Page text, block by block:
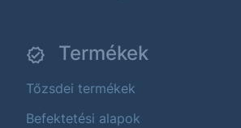
Termékek
Tőzsdei termékek
Befektetési alapok